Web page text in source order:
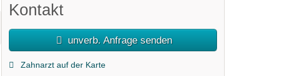
Kontakt
unverb. Anfrage senden
Zahnarzt auf der Karte